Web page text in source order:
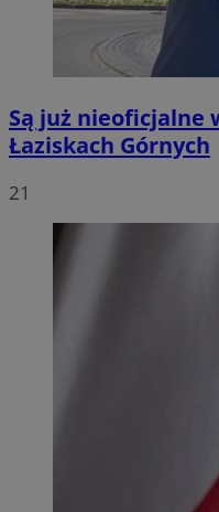
Są już nieoficjalne
Łaziskach Górnych
21